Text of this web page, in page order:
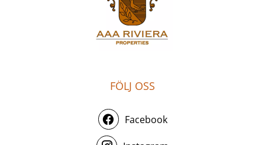
FÖLJ OSS
Facebook